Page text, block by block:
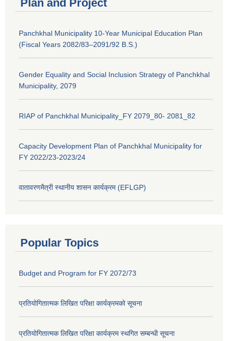
Plan and Project
Panchkhal Municipality 10-Year Municipal Education Plan
(Fiscal Years 2082/83–2091/92 B.S.)
Gender Equality and Social Inclusion Strategy of Panchkhal
Municipality, 2079
RIAP of Panchkhal Municipality_FY 2079_80- 2081_82
Capacity Development Plan of Panchkhal Municipality for
FY 2022/23-2023/24
वातावरणमैत्री स्थानीय शासन कार्यक्रम (EFLGP)
Popular Topics
Budget and Program for FY 2072/73
प्रतियोगितात्मक लिखित परिक्षा कार्यक्रमको सूचना
प्रतियोगितात्मक लिखित परिक्षा कार्यक्रम स्थगित सम्बन्धी सूचना